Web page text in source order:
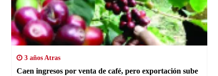
3 años Atras
Caen ingresos por venta de café, pero exportación sube